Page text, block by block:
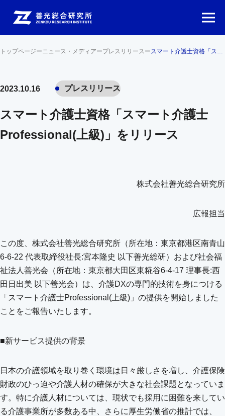
トップページーニュース・メディアープレスリリースー スマート介護士資格「スマート介護士Professional(上級)」をリリース
2023.10.16 プレスリリース
スマート介護士資格「スマート介護士
Professional(上級)」をリリース
株式会社善光総合研究所
広報担当
この度、株式会社善光総合研究所（所在地：東京都港区南青山
6-6-22 代表取締役社長:宮本隆史 以下善光総研）および社会福
祉法人善光会（所在地：東京都大田区東糀谷6-4-17 理事長:西
田日出美 以下善光会）は、介護DXの専門的技術を身につける
「スマート介護士Professional(上級)」の提供を開始しました
ことをご報告いたします。
■新サービス提供の背景
日本の介護領域を取り巻く環境は日々厳しさを増し、介護保険
財政のひっ迫や介護人材の確保が大きな社会課題となっていま
す。特に介護人材については、現状でも採用に困難を来してい
る介護事業所が多数ある中、さらに厚生労働省の推計では、